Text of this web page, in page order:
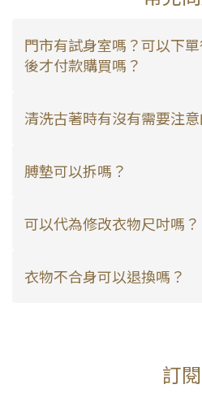
門市有試身室嗎？可以下
後才付款購買嗎？
清洗古著時有沒有需要注
膊墊可以拆嗎？
可以代為修改衣物尺吋嗎？
衣物不合身可以退換嗎？
訂閱